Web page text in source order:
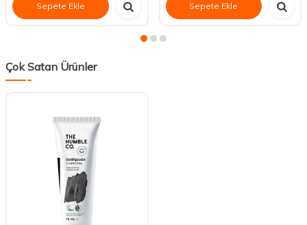
Sepete Ekle Sepete Ekle
Çok Satan Ürünler